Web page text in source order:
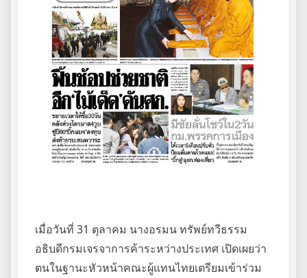
เมื่อวันที่ 31 ตุลาคม นางอรมน ทรัพย์ทวีธรรม
อธิบดีกรมเจรจาการค้าระหว่างประเทศ เปิดเผยว่า
ตนในฐานะหัวหน้าคณะผู้แทนไทยเตรียมเข้าร่วม